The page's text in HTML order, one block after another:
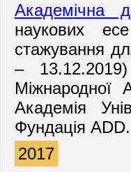
Академічна
наукових
стажування
– 13.12.2019)
Міжнародної
Академія
Фундація
2017